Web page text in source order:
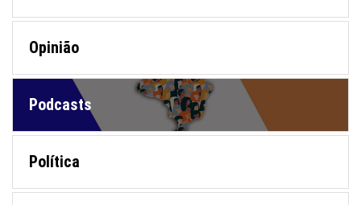
Opinião
Podcasts
Política